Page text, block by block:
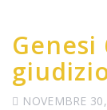
Genesi
NOVEMBRE